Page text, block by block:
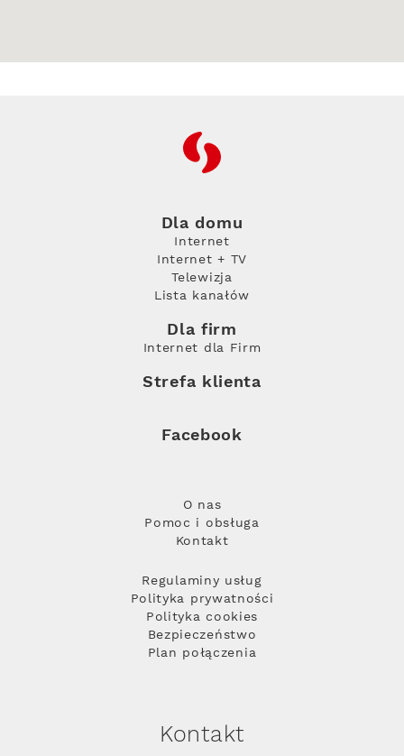
RFC
Dla domu
Internet
Internet + TV
Telewizja
Lista kanałów
Dla firm
Internet dla Firm
Strefa klienta
Facebook
O nas
Pomoc i obsługa
Kontakt
Regulaminy usług
Polityka prywatności
Polityka cookies
Bezpieczeństwo
Plan połączenia
Kontakt